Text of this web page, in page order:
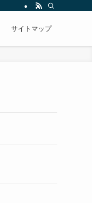
サイトマップ